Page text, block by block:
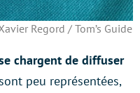
Regord / Tom’s Guide
chargent de diffuser
peu représentées,